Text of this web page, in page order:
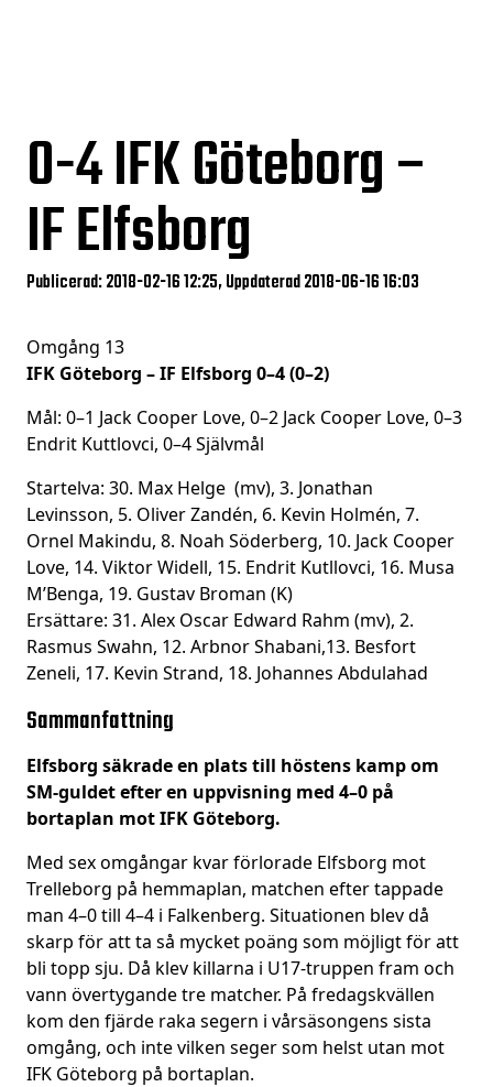
0-4IFK Göteborg –
IF Elfsborg
Publicerad: 2018-02-16 12:25, Uppdaterad 2018-06-16 16:03
Omgång 13
IFK Göteborg – IF Elfsborg 0–4 (0–2)
Mål: 0–1 Jack Cooper Love, 0–2 Jack Cooper Love, 0–3
Endrit Kuttlovci, 0–4 Självmål
Startelva: 30. Max Helge (mv), 3. Jonathan
Levinsson, 5. Oliver Zandén, 6. Kevin Holmén, 7.
Ornel Makindu, 8. Noah Söderberg, 10. Jack Cooper
Love, 14. Viktor Widell, 15. Endrit Kutllovci, 16. Musa
M’Benga, 19. Gustav Broman (K)
Ersättare: 31. Alex Oscar Edward Rahm (mv), 2.
Rasmus Swahn, 12. Arbnor Shabani,13. Besfort
Zeneli, 17. Kevin Strand, 18. Johannes Abdulahad
Sammanfattning
Elfsborg säkrade en plats till höstens kamp om
SM-guldet efter en uppvisning med 4–0 på
bortaplan mot IFK Göteborg.
Med sex omgångar kvar förlorade Elfsborg mot
Trelleborg på hemmaplan, matchen efter tappade
man 4–0 till 4–4 i Falkenberg. Situationen blev då
skarp för att ta så mycket poäng som möjligt för att
bli topp sju. Då klev killarna i U17-truppen fram och
vann övertygande tre matcher. På fredagskvällen
kom den fjärde raka segern i vårsäsongens sista
omgång, och inte vilken seger som helst utan mot
IFK Göteborg på bortaplan.